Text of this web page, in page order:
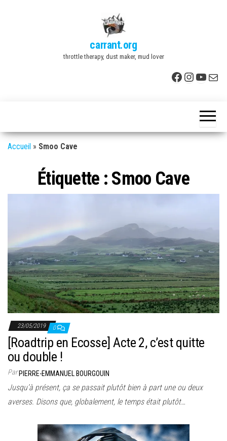
carrant.org
throttle therapy, dust maker, mud lover
Facebook
E-
Accueil » Smoo Cave
Étiquette : Smoo Cave
23/05/2019 0
[Roadtrip en Ecosse] Acte 2, c’est quitte
ou double !
ParPIERRE-EMMANUEL BOURGOUIN
Jusqu’à présent, ça se passait plutôt bien à part une ou deux
averses. Disons que, globalement, le temps était plutôt…